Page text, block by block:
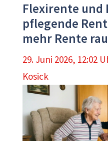
Flexirente und
pflegende
mehr Rente
29. Juni 2026, 12:02
Kosick